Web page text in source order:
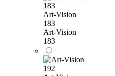
Art-Vision
183
Art-Vision
183